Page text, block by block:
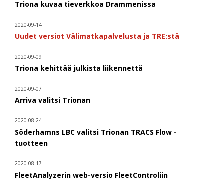
Triona kuvaa tieverkkoa Drammenissa
2020-09-14
Uudet versiot Välimatkapalvelusta ja TRE:stä
2020-09-09
Triona kehittää julkista liikennettä
2020-09-07
Arriva valitsi Trionan
2020-08-24
Söderhamns LBC valitsi Trionan TRACS Flow -
tuotteen
2020-08-17
FleetAnalyzerin web-versio FleetControliin